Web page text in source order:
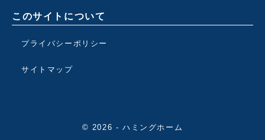
このサイトについて
プライバシーポリシー
サイトマップ
© 2026 - ハミングホーム